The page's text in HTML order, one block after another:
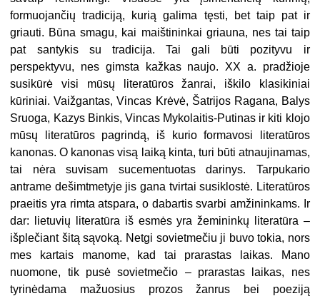
formuojančių tradiciją, kurią galima tęsti, bet taip pat ir
griauti. Būna smagu, kai maištininkai griauna, nes tai taip
pat santykis su tradicija. Tai gali būti pozityvu ir
perspektyvu, nes gimsta kažkas naujo. XX a. pradžioje
susikūrė visi mūsų literatūros žanrai, iškilo klasikiniai
kūriniai. Vaižgantas, Vincas Krėvė, Šatrijos Ragana, Balys
Sruoga, Kazys Binkis, Vincas Mykolaitis-Putinas ir kiti klojo
mūsų literatūros pagrindą, iš kurio formavosi literatūros
kanonas. O kanonas visą laiką kinta, turi būti atnaujinamas,
tai nėra suvisam sucementuotas darinys. Tarpukario
antrame dešimtmetyje jis gana tvirtai susiklostė. Literatūros
praeitis yra rimta atspara, o dabartis svarbi amžininkams. Ir
dar: lietuvių literatūra iš esmės yra žemininkų literatūra –
išplečiant šitą sąvoką. Netgi sovietmečiu ji buvo tokia, nors
mes kartais manome, kad tai prarastas laikas. Mano
nuomone, tik pusė sovietmečio – prarastas laikas, nes
tyrinėdama mažuosius prozos žanrus bei poeziją